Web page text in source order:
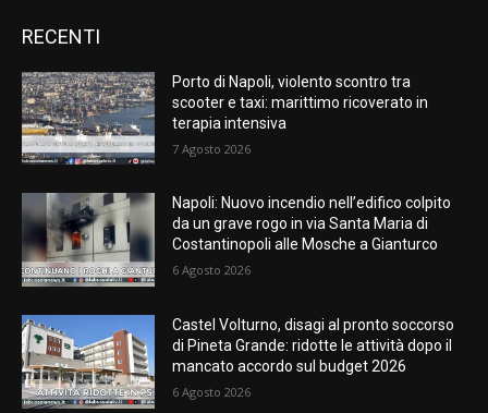
RECENTI
Porto di Napoli, violento scontro tra
scooter e taxi: marittimo ricoverato in
terapia intensiva
7 Agosto 2026
Napoli: Nuovo incendio nell’edifico colpito
da un grave rogo in via Santa Maria di
Costantinopoli alle Mosche a Gianturco
6 Agosto 2026
Castel Volturno, disagi al pronto soccorso
di Pineta Grande: ridotte le attività dopo il
mancato accordo sul budget 2026
6 Agosto 2026